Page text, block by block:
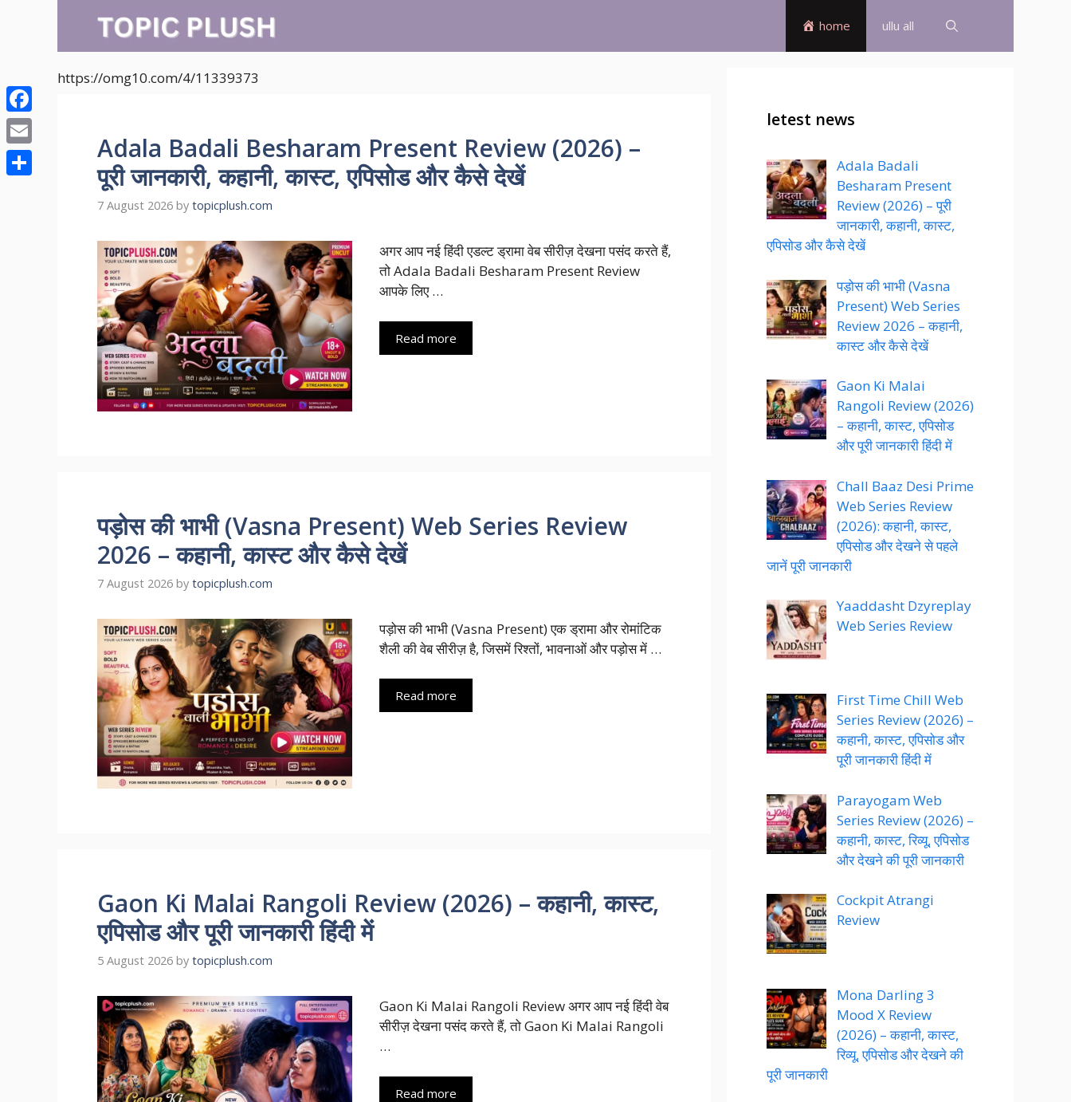
home ullu all
https://omg10.com/4/11339373
Adala Badali Besharam Present Review (2026) –
पूरी जानकारी, कहानी, कास्ट, एपिसोड और कैसे देखें
7 August 2026 by topicplush.com
अगर आप नई हिंदी एडल्ट ड्रामा वेब सीरीज़ देखना पसंद करते हैं,
तो Adala Badali Besharam Present Review
आपके लिए …
Read more
पड़ोस की भाभी (Vasna Present) Web Series Review
2026 – कहानी, कास्ट और कैसे देखें
7 August 2026 by topicplush.com
पड़ोस की भाभी (Vasna Present) एक ड्रामा और रोमांटिक
शैली की वेब सीरीज़ है, जिसमें रिश्तों, भावनाओं और पड़ोस में …
Read more
Gaon Ki Malai Rangoli Review (2026) – कहानी, कास्ट,
एपिसोड और पूरी जानकारी हिंदी में
5 August 2026 by topicplush.com
Gaon Ki Malai Rangoli Review अगर आप नई हिंदी वेब
सीरीज़ देखना पसंद करते हैं, तो Gaon Ki Malai Rangoli
…
Read more
letest news
Adala Badali
Besharam Present
Review (2026) – पूरी
जानकारी, कहानी, कास्ट,
एपिसोड और कैसे देखें
पड़ोस की भाभी (Vasna
Present) Web Series
Review 2026 – कहानी,
कास्ट और कैसे देखें
Gaon Ki Malai
Rangoli Review (2026)
– कहानी, कास्ट, एपिसोड
और पूरी जानकारी हिंदी में
Chall Baaz Desi Prime
Web Series Review
(2026): कहानी, कास्ट,
एपिसोड और देखने से पहले
जानें पूरी जानकारी
Yaaddasht Dzyreplay
Web Series Review
First Time Chill Web
Series Review (2026) –
कहानी, कास्ट, एपिसोड और
पूरी जानकारी हिंदी में
Parayogam Web
Series Review (2026) –
कहानी, कास्ट, रिव्यू, एपिसोड
और देखने की पूरी जानकारी
Cockpit Atrangi
Review
Mona Darling 3
Mood X Review
(2026) – कहानी, कास्ट,
रिव्यू, एपिसोड और देखने की
पूरी जानकारी
Facebook
Email